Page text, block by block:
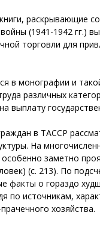
раскрывающие
(1941-1942 гг.)
торговли для
в монографии и
различных
выплату
в ТАССР
На
заметно
(с. 213). По
факты о гораздо
по источникам,
хозяйства.